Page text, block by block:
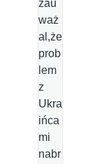
zau
waż
al,że
prob
lem
z
Ukra
ińca
mi
nabr